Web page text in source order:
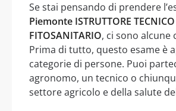
Se stai pensando di prendere
Piemonte ISTRUTTORE
FITOSANITARIO, ci sono alcune
Prima di tutto, questo esame è
categorie di persone. Puoi
agronomo, un tecnico o
settore agricolo e della salute